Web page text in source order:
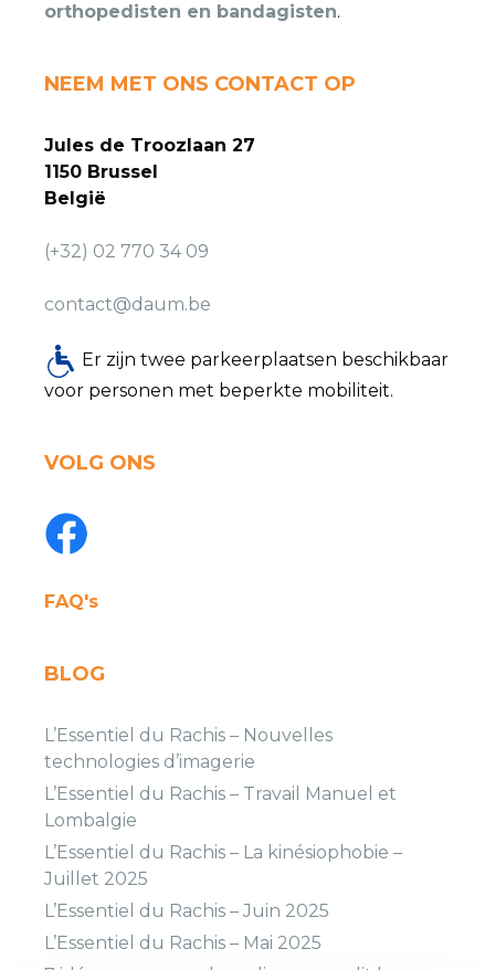
orthopedisten en bandagisten.
NEEM MET ONS CONTACT OP
Jules de Troozlaan 27
1150 Brussel
België
(+32) 02 770 34 09
contact@daum.be
Er zijn twee parkeerplaatsen beschikbaar
voor personen met beperkte mobiliteit.
VOLG ONS
FAQ's
BLOG
L’Essentiel du Rachis – Nouvelles
technologies d’imagerie
L’Essentiel du Rachis – Travail Manuel et
Lombalgie
L’Essentiel du Rachis – La kinésiophobie –
Juillet 2025
L’Essentiel du Rachis – Juin 2025
L’Essentiel du Rachis – Mai 2025